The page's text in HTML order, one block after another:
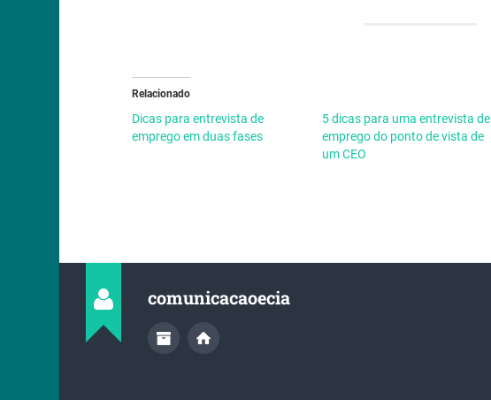
Relacionado
Dicas para entrevista de
emprego em duas fases
5 dicas para uma entrevista de
emprego do ponto de vista de
um CEO
comunicacaoecia